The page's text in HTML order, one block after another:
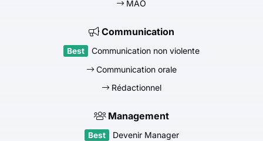
MAO
Communication
Communication non violente
Communication orale
Rédactionnel
Management
Devenir Manager